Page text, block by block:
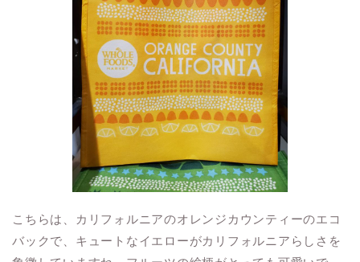
こちらは、カリフォルニアのオレンジカウンティーのエコ
バックで、キュートなイエローがカリフォルニアらしさを